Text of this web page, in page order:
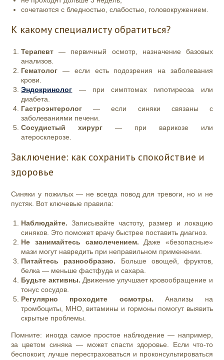
сочетаются с бледностью, слабостью, головокружением.
К какому специалисту обратиться?
Терапевт — первичный осмотр, назначение базовых
анализов.
Гематолог — если есть подозрения на заболевания
крови.
Эндокринолог — при симптомах гипотиреоза или
диабета.
Гастроэнтеролог — если синяки связаны с
заболеваниями печени.
Сосудистый хирург — при варикозе или
атеросклерозе.
Заключение: как сохранить спокойствие и
здоровье
Синяки у пожилых — не всегда повод для тревоги, но и не
пустяк. Вот ключевые правила:
Наблюдайте. Записывайте частоту, размер и локацию
синяков. Это поможет врачу быстрее поставить диагноз.
Не занимайтесь самолечением. Даже «безопасные»
мази могут навредить при неправильном применении.
Питайтесь разнообразно. Больше овощей, фруктов,
белка — меньше фастфуда и сахара.
Будьте активны. Движение улучшает кровообращение и
тонус сосудов.
Регулярно проходите осмотры. Анализы на
тромбоциты, МНО, витамины и гормоны помогут выявить
скрытые проблемы.
Помните: иногда самое простое наблюдение — например,
за цветом синяка — может спасти здоровье. Если что‑то
беспокоит, лучше перестраховаться и проконсультироваться